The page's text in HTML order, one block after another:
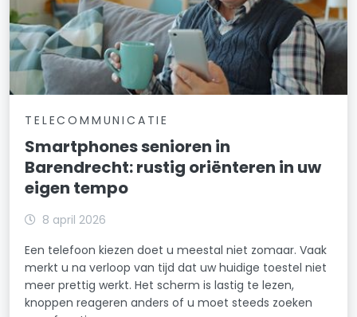
TELECOMMUNICATIE
Smartphones senioren in
Barendrecht: rustig oriënteren in uw
eigen tempo
8 april 2026
Een telefoon kiezen doet u meestal niet zomaar. Vaak
merkt u na verloop van tijd dat uw huidige toestel niet
meer prettig werkt. Het scherm is lastig te lezen,
knoppen reageren anders of u moet steeds zoeken